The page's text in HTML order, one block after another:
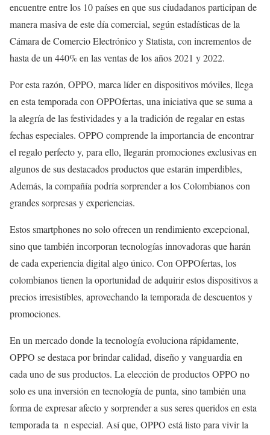
encuentre entre los 10 países en que sus ciudadanos participan de
manera masiva de este día comercial, según estadísticas de la
Cámara de Comercio Electrónico y Statista, con incrementos de
hasta de un 440% en las ventas de los años 2021 y 2022.
Por esta razón, OPPO, marca líder en dispositivos móviles, llega
en esta temporada con OPPOfertas, una iniciativa que se suma a
la alegría de las festividades y a la tradición de regalar en estas
fechas especiales. OPPO comprende la importancia de encontrar
el regalo perfecto y, para ello, llegarán promociones exclusivas en
algunos de sus destacados productos que estarán imperdibles,
Además, la compañía podría sorprender a los Colombianos con
grandes sorpresas y experiencias.
Estos smartphones no solo ofrecen un rendimiento excepcional,
sino que también incorporan tecnologías innovadoras que harán
de cada experiencia digital algo único. Con OPPOfertas, los
colombianos tienen la oportunidad de adquirir estos dispositivos a
precios irresistibles, aprovechando la temporada de descuentos y
promociones.
En un mercado donde la tecnología evoluciona rápidamente,
OPPO se destaca por brindar calidad, diseño y vanguardia en
cada uno de sus productos. La elección de productos OPPO no
solo es una inversión en tecnología de punta, sino también una
forma de expresar afecto y sorprender a sus seres queridos en esta
temporada ta n especial. Así que, OPPO está listo para vivir la